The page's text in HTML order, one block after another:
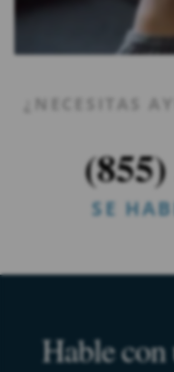
¿NECESITAS
SE
Hable